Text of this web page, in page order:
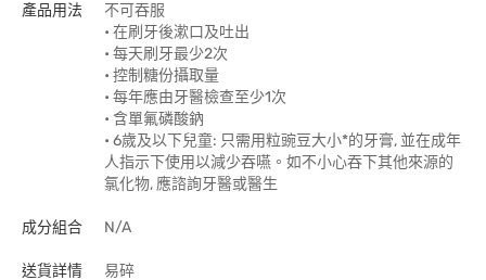
產品用法
不可吞服
• 在刷牙後漱口及吐出
• 每天刷牙最少2次
• 控制糖份攝取量
• 每年應由牙醫檢查至少1次
• 含單氟磷酸鈉
• 6歲及以下兒童: 只需用粒豌豆大小*的牙膏, 並在成年
人指示下使用以減少吞嚥。如不小心吞下其他來源的
氯化物, 應諮詢牙醫或醫生
成分組合 N/A
送貨詳情 易碎